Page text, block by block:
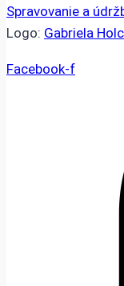
Spravovanie a
Logo: Gabriela
Facebook-f